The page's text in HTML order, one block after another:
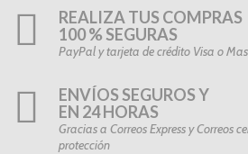
REALIZA TUS COMPRAS
100 % SEGURAS
PayPal y tarjeta de crédito Visa o
ENVÍOS SEGUROS Y
EN 24 HORAS
Gracias a Correos Express y Correos
protección